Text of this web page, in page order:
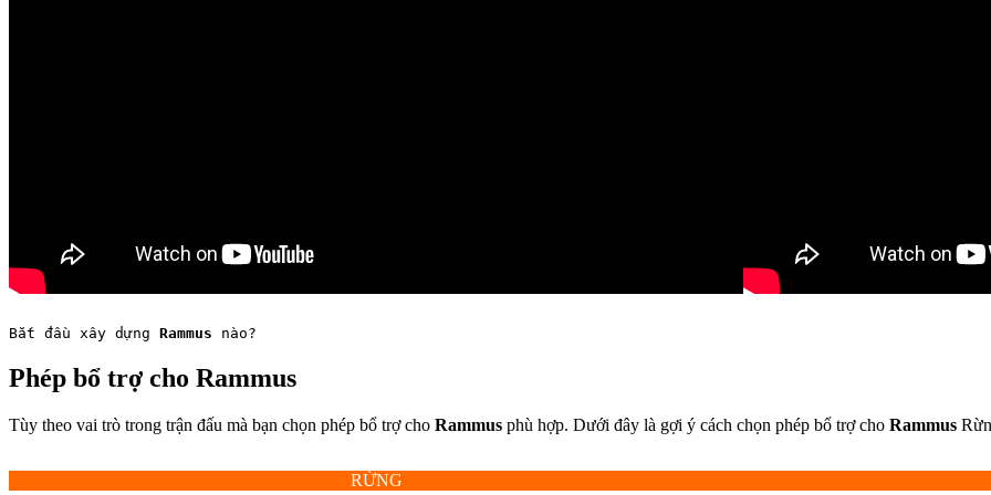
Bắt đầu xây dựng Rammus nào?
Phép bổ trợ cho Rammus
Tùy theo vai trò trong trận đấu mà bạn chọn phép bổ trợ cho Rammus phù hợp. Dưới đây là gợi ý cách chọn phép bổ trợ cho Rammus
RỪNG